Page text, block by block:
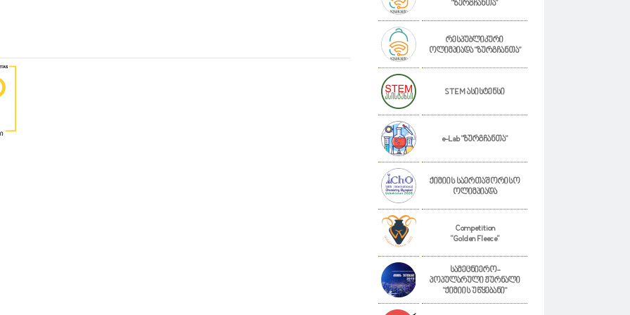
"ზურგჩანთა"
რესპუბლიკური
ოლიმპიადა "ზურგჩანთა"
STEM ასისტენსი
e-Lab "ზურგჩანთა"
ქიმიის საერთაშორისო
ოლიმპიადა
Competition
"Golden Fleece"
სამეცნიერო-
პოპულარული ჟურნალი
"ქიმიის უწყებანი"